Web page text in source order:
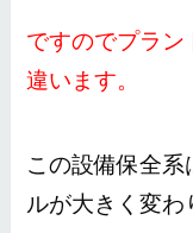
ですのでプラ
違います。
この設備保全
ルが大きく変